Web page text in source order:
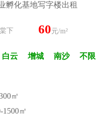
孵化基地写字楼出租
下 60元/m²
白云 增城 南沙 不限
㎡
1500㎡